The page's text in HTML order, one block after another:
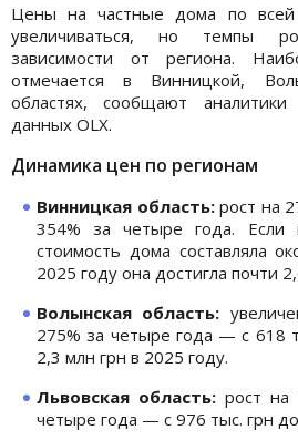
Цены на частные дома по всей
увеличиваться, но темпы
зависимости от региона.
отмечается в Винницкой,
областях, сообщают
данных OLX.
Динамика цен по регионам
Винницкая область:рост на
354% за четыре года. Если
стоимость дома составляла
2025 году она достигла почти
Волынская область:
275% за четыре года — с 618
2,3 млн грн в 2025 году.
Львовская область: рост
четыре года — с 976 тыс. грн